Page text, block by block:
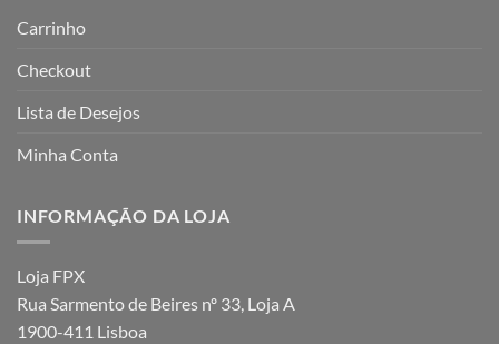
Carrinho
Checkout
Lista de Desejos
Minha Conta
INFORMAÇÃO DA LOJA
Loja FPX
Rua Sarmento de Beires nº 33, Loja A
1900-411 Lisboa